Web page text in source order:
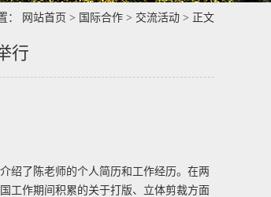
： 网站首页 > 国际合作 > 交流活动 > 正文
行
绍了陈老师的个人简历和工作经历。在两
工作期间积累的关于打版、立体剪裁方面